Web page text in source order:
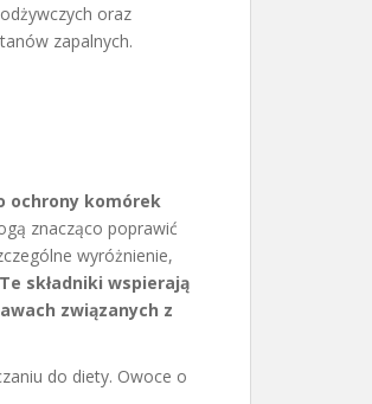
oraz
zapalnych.
ochrony komórek
znacząco poprawić
wyróżnienie,
Te składniki wspierają
związanych z
do diety. Owoce o